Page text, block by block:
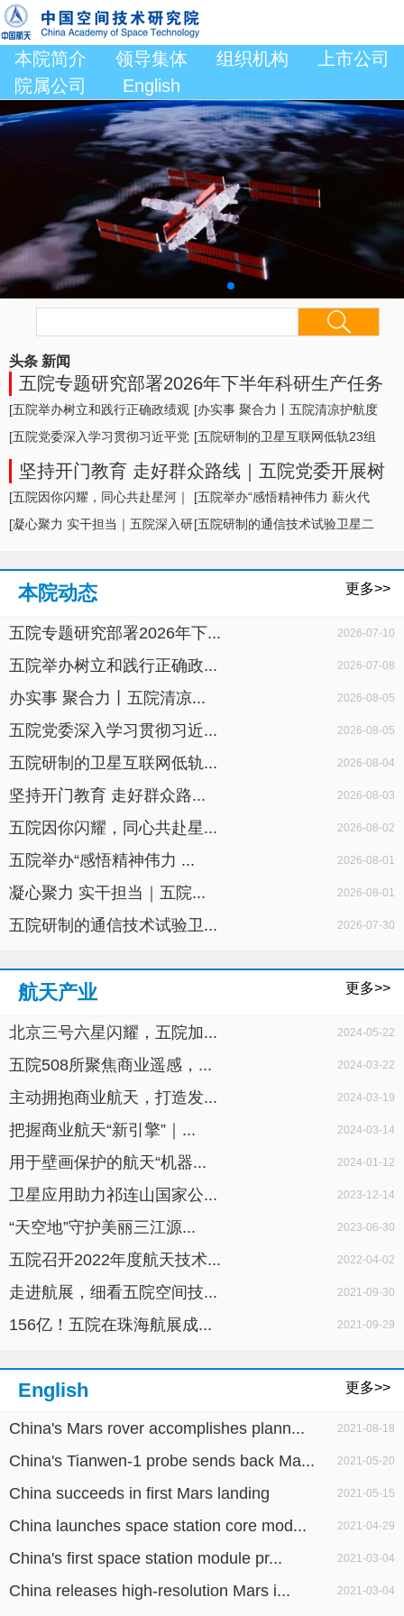
本院简介 领导集体 组织机构
上市公司
院属公司
English
头条 新闻
五院专题研究部署2026年下半年科研生产任务
形势及举措
[五院举办树立和践行正确政绩观
学习教育专题... ]
[办实事 聚合力丨五院清凉护航度
盛夏，暖心... ]
[五院党委深入学习贯彻习近平党
建思想，专题... ]
[五院研制的卫星互联网低轨23组
卫星成功发... ]
坚持开门教育 走好群众路线｜五院党委开展树
立和践行正确政绩观学习教育面对面座谈
[五院因你闪耀，同心共赴星河｜
五院举办20... ]
[五院举办“感悟精神伟力 薪火代
代相传”暨... ]
[凝心聚力 实干担当｜五院深入研[五院研制的通信技术试验卫星二
本院动态 更多>>
五院专题研究部署2026年下... 2026-07-10
五院举办树立和践行正确政... 2026-07-08
办实事 聚合力丨五院清凉... 2026-08-05
五院党委深入学习贯彻习近... 2026-08-05
五院研制的卫星互联网低轨... 2026-08-04
坚持开门教育 走好群众路... 2026-08-03
五院因你闪耀，同心共赴星... 2026-08-02
五院举办“感悟精神伟力 ... 2026-08-01
凝心聚力 实干担当｜五院... 2026-08-01
五院研制的通信技术试验卫... 2026-07-30
航天产业 更多>>
北京三号六星闪耀，五院加... 2024-05-22
五院508所聚焦商业遥感，... 2024-03-22
主动拥抱商业航天，打造发... 2024-03-19
把握商业航天“新引擎”｜... 2024-03-14
用于壁画保护的航天“机器... 2024-01-12
卫星应用助力祁连山国家公... 2023-12-14
“天空地”守护美丽三江源... 2023-06-30
五院召开2022年度航天技术... 2022-04-02
走进航展，细看五院空间技... 2021-09-30
156亿！五院在珠海航展成... 2021-09-29
English 更多>>
China's Mars rover accomplishes plann... 2021-08-18
China's Tianwen-1 probe sends back Ma... 2021-05-20
China succeeds in first Mars landing 2021-05-15
China launches space station core mod... 2021-04-29
China's first space station module pr... 2021-03-04
China releases high-resolution Mars i... 2021-03-04